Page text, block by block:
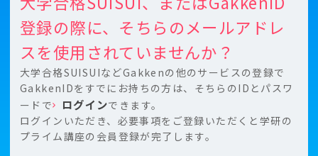
登録の際に、そちらのメールアドレ
スを使用されていませんか？
大学合格SUISUIなどGakkenの他のサービスの登録で
GakkenIDをすでにお持ちの⽅は、そちらのIDとパスワ
ードで
ログインできます。
ログインいただき、必要事項をご登録いただくと学研の
プライム講座の会員登録が完了します。